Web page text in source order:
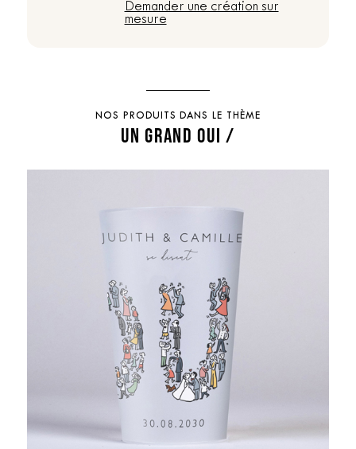
Demander une création sur
mesure
NOS PRODUITS DANS LE THÈME
UN GRAND OUI /